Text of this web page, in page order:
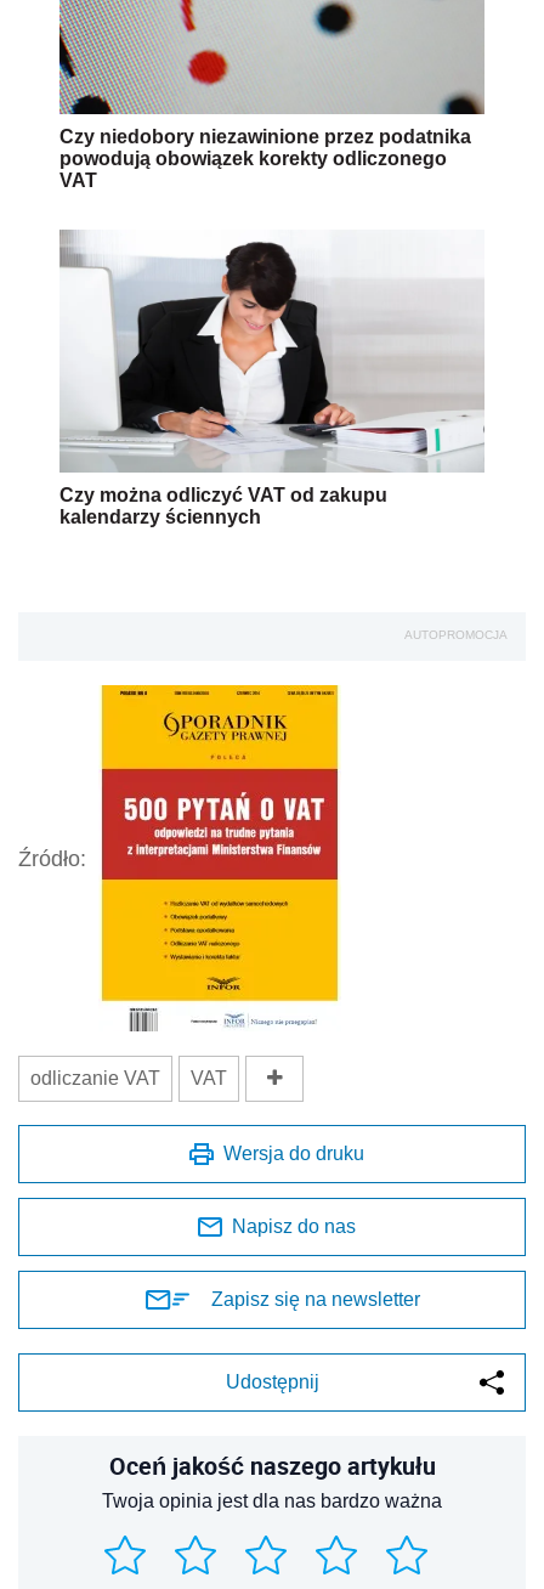
Czy niedobory niezawinione przez podatnika
powodują obowiązek korekty odliczonego
VAT
Czy można odliczyć VAT od zakupu
kalendarzy ściennych
AUTOPROMOCJA
Źródło:
odliczanie VAT VAT
Wersja do druku
Napisz do nas
Zapisz się na newsletter
Udostępnij
Oceń jakość naszego artykułu
Twoja opinia jest dla nas bardzo ważna